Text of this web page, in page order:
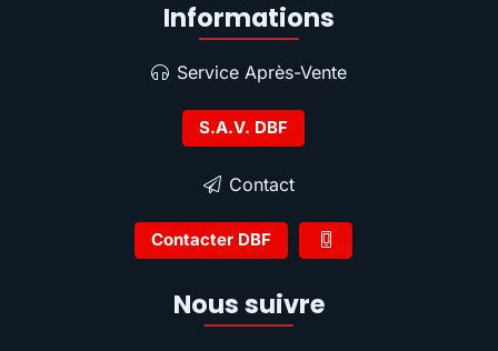
Informations
Service Après-Vente
S.A.V. DBF
Contact
Contacter DBF
Nous suivre